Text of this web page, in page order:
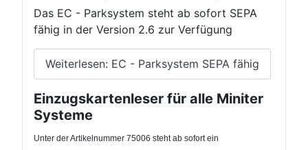
Das EC - Parksystem steht ab sofort SEPA
fähig in der Version 2.6 zur Verfügung
Weiterlesen: EC - Parksystem SEPA fähig
Einzugskartenleser für alle Miniter
Systeme
Unter der Artikelnummer 75006 steht ab sofort ein